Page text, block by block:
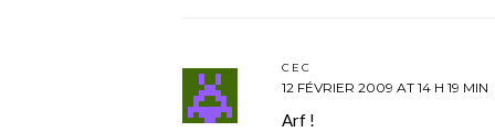
CEC
12 FÉVRIER 2009 AT 14 H 19 MIN
Arf !